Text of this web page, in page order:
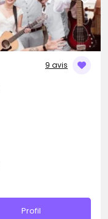
9 avis
Profil